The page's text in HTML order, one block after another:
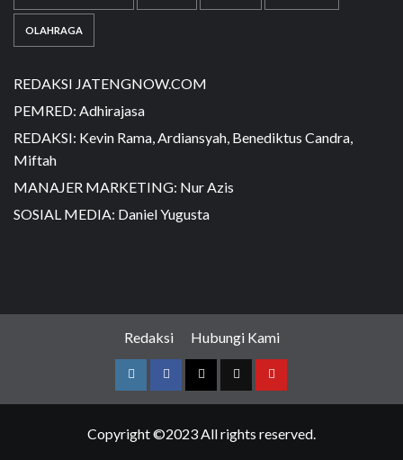
OLAHRAGA
REDAKSI JATENGNOW.COM
PEMRED: Adhirajasa
REDAKSI: Kevin Rama, Ardiansyah, Benediktus Candra,
Miftah
MANAJER MARKETING: Nur Azis
SOSIAL MEDIA: Daniel Yugusta
Redaksi Hubungi Kami
Copyright ©2023 All rights reserved.